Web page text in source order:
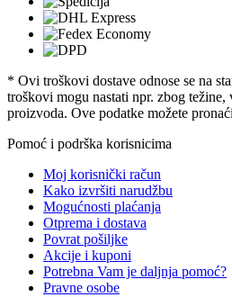
* Ovi troškovi dostave odnose se na
troškovi mogu nastati npr. zbog
proizvoda. Ove podatke možete
Pomoć i podrška korisnicima
Moj korisnički račun
Kako izvršiti narudžbu
Mogućnosti plaćanja
Otprema i dostava
Povrat pošiljke
Akcije i kuponi
Potrebna Vam je daljnja pomoć?
Pravne osobe